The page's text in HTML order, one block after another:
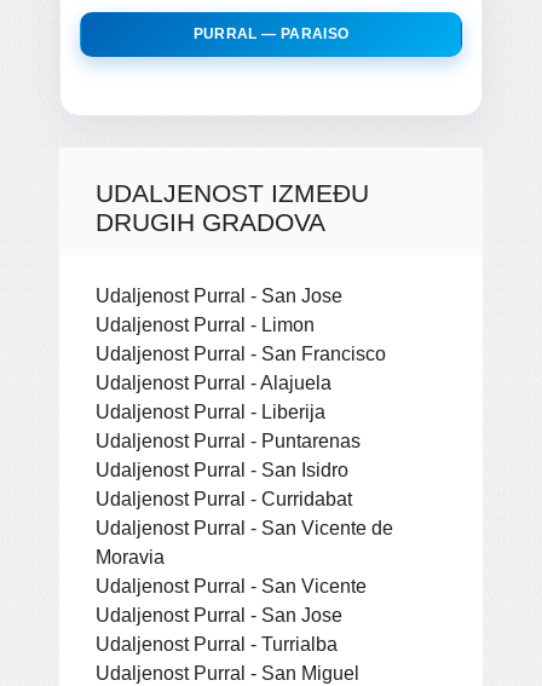
PURRAL — PARAISO
UDALJENOST IZMEĐU
DRUGIH GRADOVA
Udaljenost Purral - San Jose
Udaljenost Purral - Limon
Udaljenost Purral - San Francisco
Udaljenost Purral - Alajuela
Udaljenost Purral - Liberija
Udaljenost Purral - Puntarenas
Udaljenost Purral - San Isidro
Udaljenost Purral - Curridabat
Udaljenost Purral - San Vicente de
Moravia
Udaljenost Purral - San Vicente
Udaljenost Purral - San Jose
Udaljenost Purral - Turrialba
Udaljenost Purral - San Miguel